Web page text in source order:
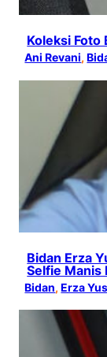
Koleksi Foto
Ani Revani,
Bidan Erza
Selfie Manis
Bidan, Erza